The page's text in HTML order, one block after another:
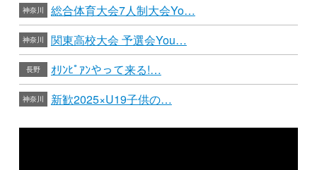
神奈川 総合体育大会7人制大会Yo…
神奈川 関東高校大会 予選会You…
長野 ｵﾘﾝﾋﾟｱﾝやって来る!…
神奈川 新歓2025×U19子供の…